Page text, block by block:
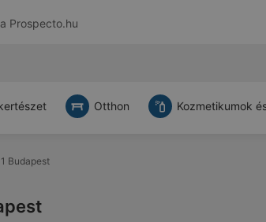
Prospecto.hu
Otthon Kozmetikumok
Budapest